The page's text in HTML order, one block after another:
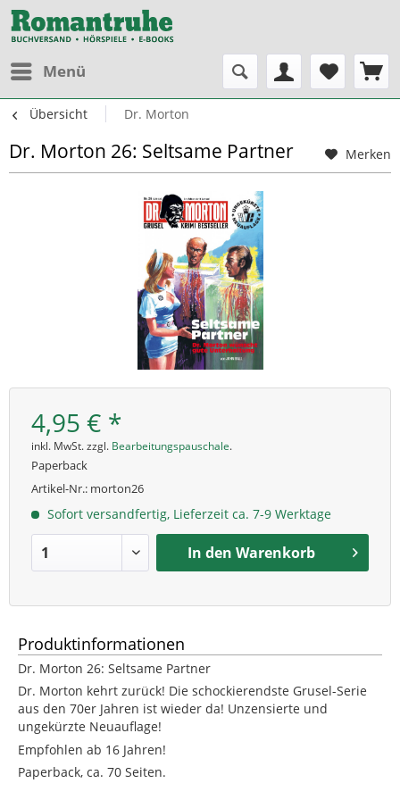
Menü
Übersicht Dr. Morton
Merken
Dr. Morton 26: Seltsame Partner
4,95 € *
inkl. MwSt. zzgl. Bearbeitungspauschale.
Paperback
Artikel-Nr.: morton26
Sofort versandfertig, Lieferzeit ca. 7-9 Werktage
In den Warenkorb
Produktinformationen
Dr. Morton 26: Seltsame Partner
Dr. Morton kehrt zurück! Die schockierendste Grusel-Serie
aus den 70er Jahren ist wieder da! Unzensierte und
ungekürzte Neuauflage!
Empfohlen ab 16 Jahren!
Paperback, ca. 70 Seiten.